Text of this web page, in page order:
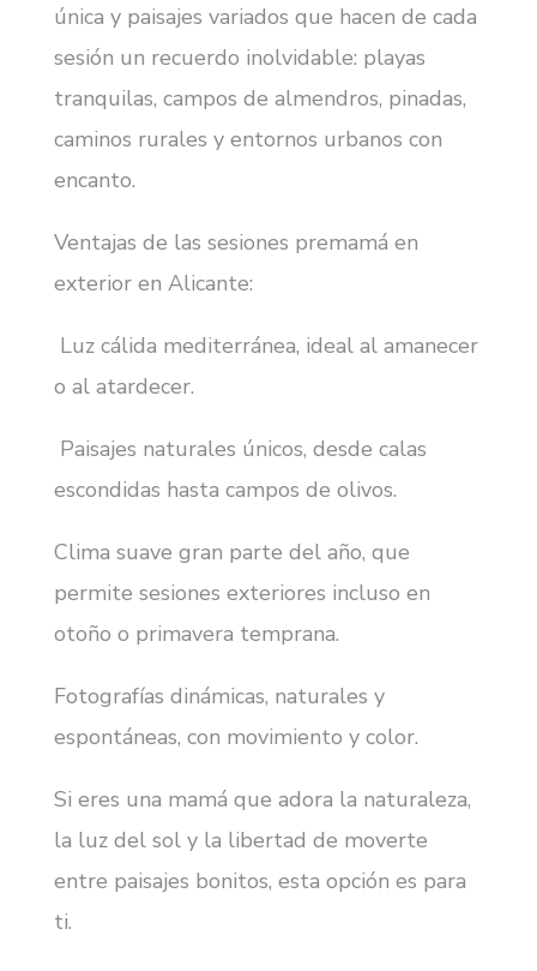
única y paisajes variados que hacen de cada
sesión un recuerdo inolvidable: playas
tranquilas, campos de almendros, pinadas,
caminos rurales y entornos urbanos con
encanto.
Ventajas de las sesiones premamá en
exterior en Alicante:
Luz cálida mediterránea, ideal al amanecer
o al atardecer.
Paisajes naturales únicos, desde calas
escondidas hasta campos de olivos.
Clima suave gran parte del año, que
permite sesiones exteriores incluso en
otoño o primavera temprana.
Fotografías dinámicas, naturales y
espontáneas, con movimiento y color.
Si eres una mamá que adora la naturaleza,
la luz del sol y la libertad de moverte
entre paisajes bonitos, esta opción es para
ti.